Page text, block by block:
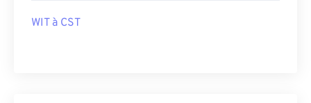
WIT à CST